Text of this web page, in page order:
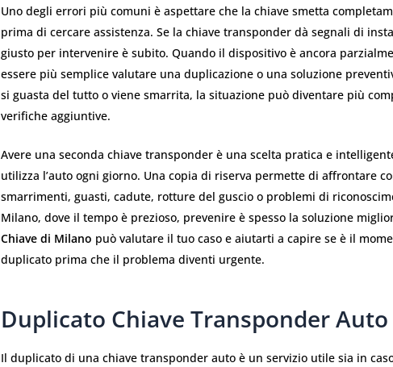
Uno degli errori più comuni è aspettare che la chiave smetta
prima di cercare assistenza. Se la chiave transponder dà segnali di
giusto per intervenire è subito. Quando il dispositivo è ancora
essere più semplice valutare una duplicazione o una soluzione
si guasta del tutto o viene smarrita, la situazione può diventare più
verifiche aggiuntive.
Avere una seconda chiave transponder è una scelta pratica e
utilizza l’auto ogni giorno. Una copia di riserva permette di affrontare
smarrimenti, guasti, cadute, rotture del guscio o problemi di
Milano, dove il tempo è prezioso, prevenire è spesso la soluzione
Chiave di Milano può valutare il tuo caso e aiutarti a capire se è il
duplicato prima che il problema diventi urgente.
Duplicato Chiave Transponder
Il duplicato di una chiave transponder auto è un servizio utile sia in